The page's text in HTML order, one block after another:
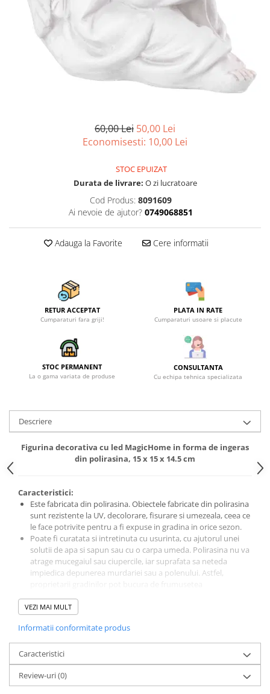
Electronice si electrocasnice
Incalzire si racire
Usi si porti
Accesorii pentru faianta, gresie si
Accesorii vopsire si tencuire
Materiale electrice
Sarma constructii
Scule, unelte si masini
Sfoara si franghii
Suruburi, dibluri si accesorii
Corpuri de iluminat
Spoturi
Accesorii corpuri de iluminat
Lampi de veghe copii
Veioze si lampi
CRACIUN
Accesorii decorative
Caciuli
Figurine si decoratiuni Craciun
Instalatii de Craciun
Lumanari si candele
Suporturi lumanari
Curatenie
Cosuri de gunoi
60,00 Lei 50,00 Lei
Economisesti: 10,00 Lei
STOC EPUIZAT
Durata de livrare: O zi lucratoare
Cod Produs: 8091609
Ai nevoie de ajutor? 0749068851
Adauga la Favorite Cere informatii
RETUR ACCEPTAT
Cumparaturi fara griji!
PLATA IN RATE
Cumparaturi usoare si placute
STOC PERMANENT
La o gama variata de produse
CONSULTANTA
Cu echipa tehnica specializata
Descriere
Figurina decorativa cu led MagicHome in forma de ingeras
din polirasina, 15 x 15 x 14.5 cm
Caracteristici:
Este fabricata din polirasina. Obiectele fabricate din polirasina
sunt rezistente la UV, decolorare, fisurare si umezeala, ceea ce
le face potrivite pentru a fi expuse in gradina in orice sezon.
Poate fi curatata si intretinuta cu usurinta, cu ajutorul unei
solutii de apa si sapun sau cu o carpa umeda. Polirasina nu va
atrage mucegaiul sau ciupercile, iar suprafata sa neteda
impiedica depunerea murdariei sau a polenului. Astfel,
intretinere.
gradina dumneavoastra si va iesi in evidenta oriunde va fi
amplasata (spre exemplu langa paturi de flori sau tufisuri).
Este potrivita pentru a fi expusa si pentru terase sau
balcoane.
Specificatii:
Lungime: 15 cm
VEZI MAI MULT
Informatii conformitate produs
Caracteristici
Review-uri(0)